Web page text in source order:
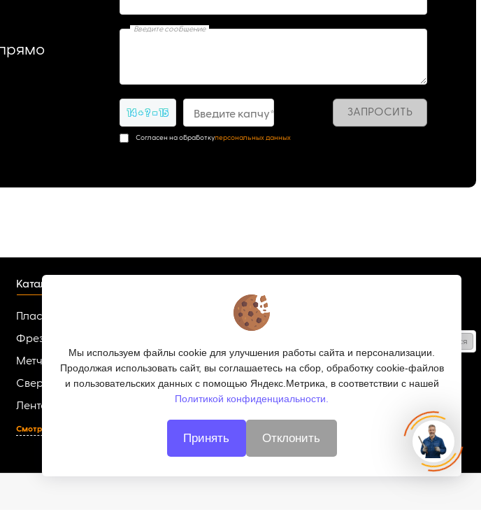
Введите сообщение
14 + ? = 15 Введите капчу* ЗАПРОСИТЬ
Согласен на обработкуперсональных данных
Каталог
Пластины твердосплавные
Фрезы
Метчики
Сверла
Ленточные пилы по металлу
Смотреть все
Получайте только полезные статьи!
Подписаться
Согласен на обработку персональных данных
Мы в соцсетях:
Мы используем файлы cookie для улучшения работы сайта и персонализации.
Продолжая использовать сайт, вы соглашаетесь на сбор, обработку cookie-файлов
и пользовательских данных с помощью Яндекс.Метрика, в соответствии с нашей
Политикой конфиденциальности.
Принять Отклонить